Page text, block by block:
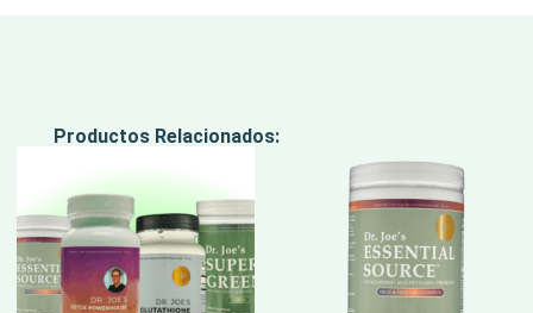
Productos Relacionados: